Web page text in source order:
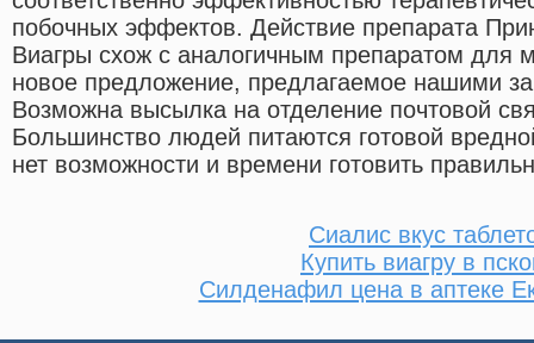
побочных эффектов. Действие препарата
Виагры схож с аналогичным препаратом для
новое предложение, предлагаемое нашими
Возможна высылка на отделение почтовой
Большинство людей питаются готовой
нет возможности и времени готовить
Сиалис вкус
Купить виагру в
Силденафил цена в аптеке